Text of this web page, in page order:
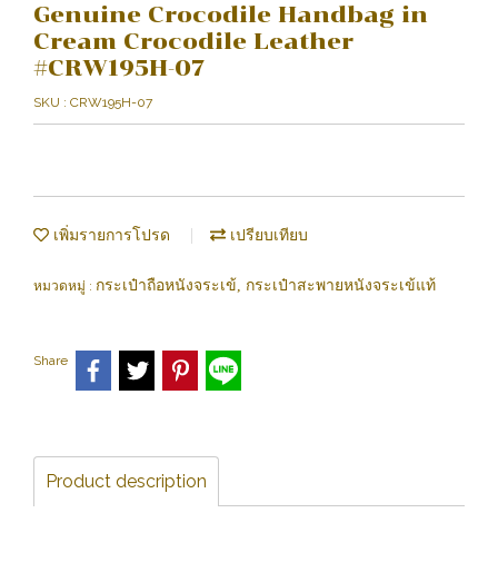
Genuine Crocodile Handbag in
Cream Crocodile Leather
#CRW195H-07
SKU : CRW195H-07
เพิ่มรายการโปรด เปรียบเทียบ
หมวดหมู่ : กระเป๋าถือหนังจระเข้, กระเป๋าสะพายหนังจระเข้แท้
Share
Product description